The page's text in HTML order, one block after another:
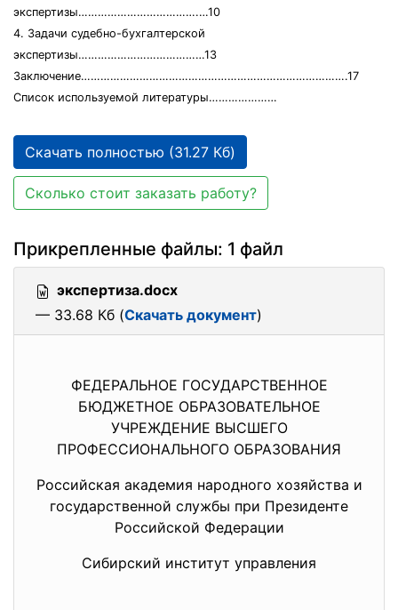
экспертизы……………………………….…10
4. Задачи судебно-бухгалтерской
экспертизы…………………………………13
Заключение……………………………………………………………………….17
Список используемой литературы…………………
Скачать полностью (31.27 Кб)
Сколько стоит заказать работу?
Прикрепленные файлы: 1 файл
экспертиза.docx
— 33.68 Кб (Скачать документ)
ФЕДЕРАЛЬНОЕ ГОСУДАРСТВЕННОЕ
БЮДЖЕТНОЕ ОБРАЗОВАТЕЛЬНОЕ
УЧРЕЖДЕНИЕ ВЫСШЕГО
ПРОФЕССИОНАЛЬНОГО ОБРАЗОВАНИЯ
Российская академия народного хозяйства и
государственной службы при Президенте
Российской Федерации
Сибирский институт управления